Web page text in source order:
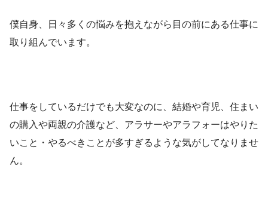
僕自身、日々多くの悩みを抱えながら目の前にある仕事に
取り組んでいます。
仕事をしているだけでも大変なのに、結婚や育児、住まい
の購入や両親の介護など、アラサーやアラフォーはやりた
いこと・やるべきことが多すぎるような気がしてなりませ
ん。